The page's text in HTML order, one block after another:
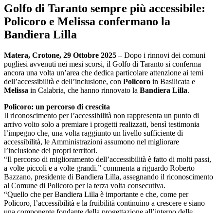
Golfo di Taranto sempre più accessibile:
Policoro e Melissa confermano la
Bandiera Lilla
Matera, Crotone, 29 Ottobre 2025 – Dopo i rinnovi dei comuni
pugliesi avvenuti nei mesi scorsi, il Golfo di Taranto si conferma
ancora una volta un’area che dedica particolare attenzione ai temi
dell’accessibilità e dell’inclusione, con Policoro in Basilicata e
Melissa in Calabria, che hanno rinnovato la Bandiera Lilla.
Policoro: un percorso di crescita
Il riconoscimento per l’accessibilità non rappresenta un punto di
arrivo volto solo a premiare i progetti realizzati, bensì testimonia
l’impegno che, una volta raggiunto un livello sufficiente di
accessibilità, le Amministrazioni assumono nel migliorare
l’inclusione dei propri territori.
“Il percorso di miglioramento dell’accessibilità è fatto di molti passi,
a volte piccoli e a volte grandi.” commenta a riguardo Roberto
Bazzano, presidente di Bandiera Lilla, assegnando il riconoscimento
al Comune di Policoro per la terza volta consecutiva.
“Quello che per Bandiera Lilla è importante e che, come per
Policoro, l’accessibilità e la fruibilità continuino a crescere e siano